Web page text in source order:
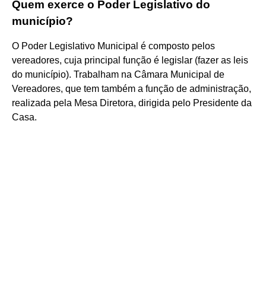
Quem exerce o Poder Legislativo do
município?
O Poder Legislativo Municipal é composto pelos
vereadores, cuja principal função é legislar (fazer as leis
do município). Trabalham na Câmara Municipal de
Vereadores, que tem também a função de administração,
realizada pela Mesa Diretora, dirigida pelo Presidente da
Casa.